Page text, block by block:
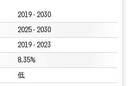
2019 - 2030
2025 - 2030
2019 - 2023
8.35%
低